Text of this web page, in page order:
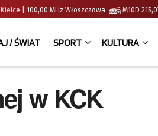
Kielce | 100,00 MHz Włoszczowa M10D
/ ŚWIAT SPORT KULTURA
w KCK